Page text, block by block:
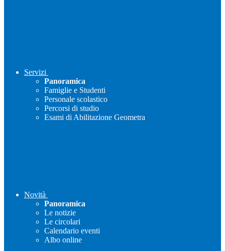
Servizi
Panoramica
Famiglie e Studenti
Personale scolastico
Percorsi di studio
Esami di Abilitazione Geometra
Novità
Panoramica
Le notizie
Le circolari
Calendario eventi
Albo online